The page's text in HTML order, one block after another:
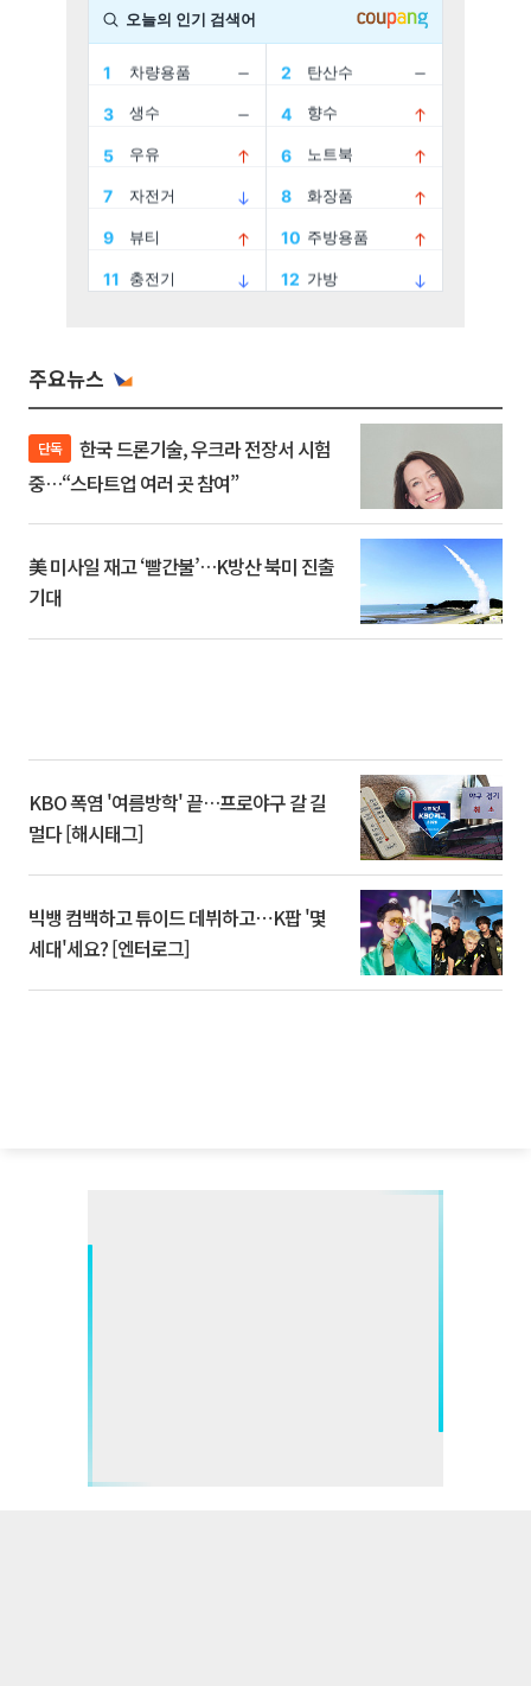
주요뉴스
단독
중…“스타트업 여러 곳 참여”
美 미사일 재고 ‘빨간불’…K방산 북미 진출
기대
KBO 폭염 '여름방학' 끝…프로야구 갈 길
멀다 [해시태그]
빅뱅 컴백하고 튜이드 데뷔하고⋯K팝 '몇
세대'세요? [엔터로그]